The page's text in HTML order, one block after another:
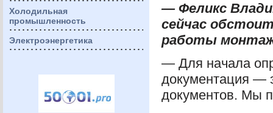
Холодильная
промышленность
Электроэнергетика
— Феликс
сейчас
работы
— Для начала
документация —
документов. Мы